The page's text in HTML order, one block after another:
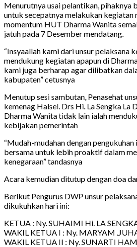
Menurutnya usai pelantikan, pihaknya
untuk secepatnya melakukan
momentum HUT Dharma Wanita
jatuh pada 7 Desember mendatang.
“Insyaallah kami dari unsur pelaksana
mendukung kegiatan apapun di
kami juga berharap agar dilibatkan
kabupaten” cetusnya
Menutup sesi sambutan, Penasehat
kemenag Halsel. Drs Hi. La Sengka La
Dharma Wanita tidak lain ialah
kebijakan pemerintah
“Mudah-mudahan dengan pengukuhan
bersama untuk lebih proaktif dalam
kenegaraan” tandasnya
Acara kemudian ditutup dengan doa
Berikut Pengurus DWP unsur
dikukuhkan hari ini:
KETUA : Ny. SUHAIMI Hi. LA
WAKIL KETUA I : Ny. MARYAM
WAKIL KETUA II : Ny. SUNARTI